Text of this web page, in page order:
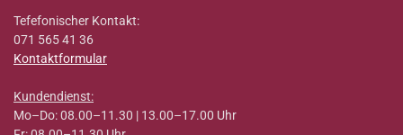
Tefefonischer Kontakt:
071 565 41 36
Kontaktformular
Kundendienst:
Mo–Do: 08.00–11.30 | 13.00–17.00 Uhr